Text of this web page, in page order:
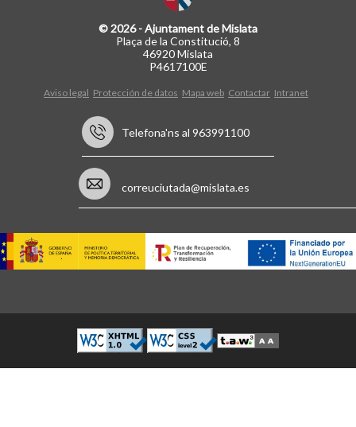
© 2026 - Ajuntament de Mislata
Plaça de la Constitució, 8
46920 Mislata
P4617100E
Aviso legal Protección de datos Mapa web Contactar Intranet
Telefona'ns al 963991100
correuciutada@mislata.es